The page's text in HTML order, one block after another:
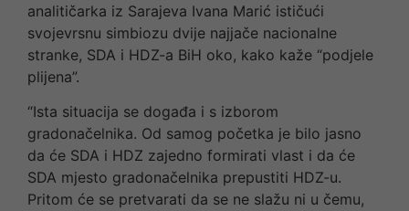
analitičarka iz Sarajeva Ivana Marić ističući
svojevrsnu simbiozu dvije najjače nacionalne
stranke, SDA i HDZ-a BiH oko, kako kaže “podjele
plijena”.
“Ista situacija se događa i s izborom
gradonačelnika. Od samog početka je bilo jasno
da će SDA i HDZ zajedno formirati vlast i da će
SDA mjesto gradonačelnika prepustiti HDZ-u.
Pritom će se pretvarati da se ne slažu ni u čemu,